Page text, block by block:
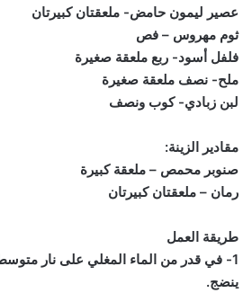
عصير ليمون حامض- ملعقتان كبيرتان
ثوم مهروس – فص
فلفل أسود- ربع ملعقة صغيرة
ملح- نصف ملعقة صغيرة
لبن زبادي- كوب ونصف
مقادير الزينة:
صنوبر محمص – ملعقة كبيرة
رمان – ملعقتان كبيرتان
طريقة العمل
1- في قدر من الماء المغلي على نار
ينضج.